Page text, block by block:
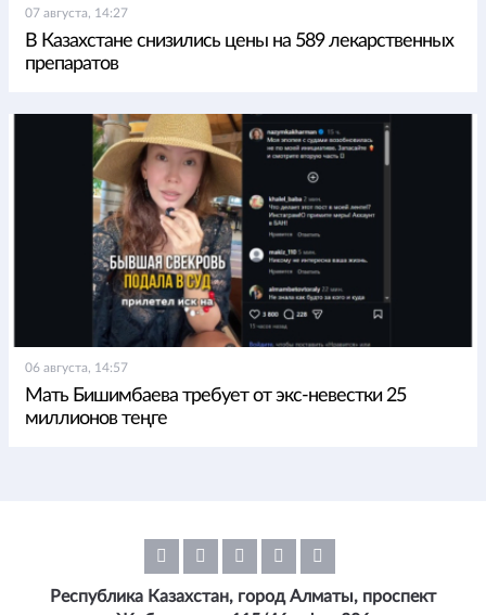
07 августа, 14:27
В Казахстане снизились цены на 589 лекарственных
препаратов
06 августа, 14:57
Мать Бишимбаева требует от экс-невестки 25
миллионов теңге
Республика Казахстан, город Алматы, проспект